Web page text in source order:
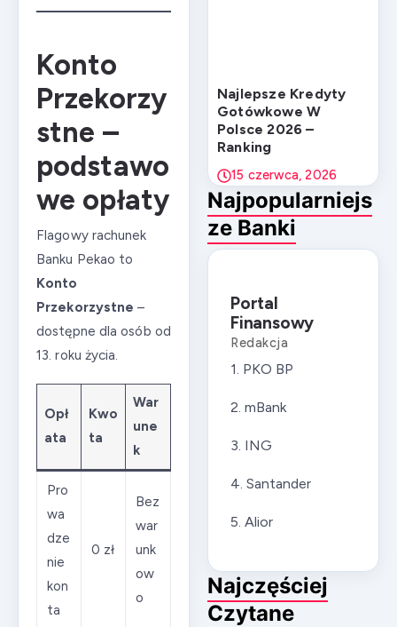
Konto
Przekorzy
stne –
podstawo
we opłaty
Flagowy rachunek
Banku Pekao to
Konto
Przekorzystne –
dostępne dla osób od
13. roku życia.
Opł
ata
Kwo
ta
War
une
k
Pro
wa
dze
nie
kon
ta
0 zł
Bez
war
unk
ow
o
Najlepsze Kredyty
Gotówkowe W
Polsce 2026 –
Ranking
15 czerwca, 2026
Najpopularniejs
ze Banki
Portal
Finansowy
Redakcja
1. PKO BP
2. mBank
3. ING
4. Santander
5. Alior
Najczęściej
Czytane